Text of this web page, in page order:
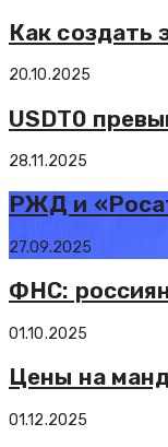
Как создать
20.10.2025
USDT0
28.11.2025
РЖД и
27.09.2025
ФНС:
01.10.2025
Цены на
01.12.2025